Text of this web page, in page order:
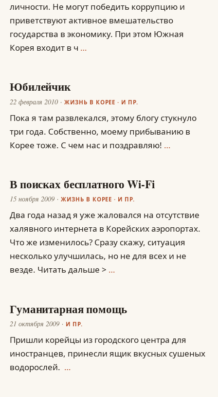
личности. Не могут победить коррупцию и
приветствуют активное вмешательство
государства в экономику. При этом Южная
Корея входит в ч …
Юбилейчик
22 февраля 2010 ЖИЗНЬ В КОРЕЕ · И ПР.
Пока я там развлекался, этому блогу стукнуло
три года. Собственно, моему прибыванию в
Корее тоже. С чем нас и поздравляю! …
В поисках бесплатного Wi-Fi
15 ноября 2009 ЖИЗНЬ В КОРЕЕ · И ПР.
Два года назад я уже жаловался на отсутствие
халявного интернета в Корейских аэропортах.
Что же изменилось? Сразу скажу, ситуация
несколько улучшилась, но не для всех и не
везде. Читать дальше > …
Гуманитарная помощь
21 октября 2009 И ПР.
Пришли корейцы из городского центра для
иностранцев, принесли ящик вкусных сушеных
водорослей. …